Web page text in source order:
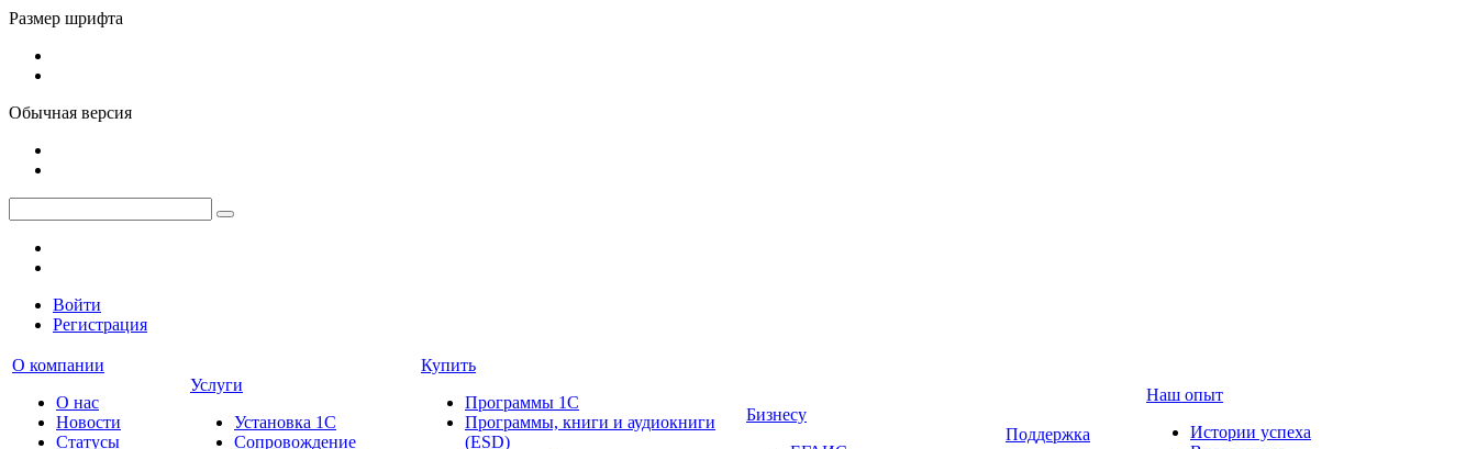
Размер шрифта
Обычная версия
Войти
Регистрация
О компании
О нас
Новости
Cтатусы
Услуги
Установка 1С
Сопровождение
Купить
Программы 1С
Программы, книги и аудиокниги
(ESD)
Бизнесу
Поддержка
Наш опыт
Истории успеха